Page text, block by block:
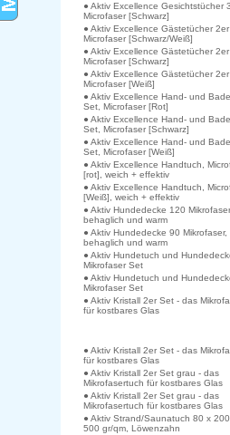
● Aktiv Excellence Gesichtstücher
Microfaser [Schwarz]
● Aktiv Excellence Gästetücher
Microfaser [Schwarz/Weiß]
● Aktiv Excellence Gästetücher
Microfaser [Schwarz]
● Aktiv Excellence Gästetücher
Microfaser [Weiß]
● Aktiv Excellence Hand- und
Set, Microfaser [Rot]
● Aktiv Excellence Hand- und
Set, Microfaser [Schwarz]
● Aktiv Excellence Hand- und
Set, Microfaser [Weiß]
● Aktiv Excellence Handtuch,
[rot], weich + effektiv
● Aktiv Excellence Handtuch,
[Weiß], weich + effektiv
● Aktiv Hundedecke 120
behaglich und warm
● Aktiv Hundedecke 90 Mikrofaser,
behaglich und warm
● Aktiv Hundetuch und
Mikrofaser Set
● Aktiv Hundetuch und
Mikrofaser Set
● Aktiv Kristall 2er Set - das
für kostbares Glas
● Aktiv Kristall 2er Set - das
für kostbares Glas
● Aktiv Kristall 2er Set grau - das
Mikrofasertuch für kostbares Glas
● Aktiv Kristall 2er Set grau - das
Mikrofasertuch für kostbares Glas
● Aktiv Strand/Saunatuch 80 x
500 gr/qm, Löwenzahn